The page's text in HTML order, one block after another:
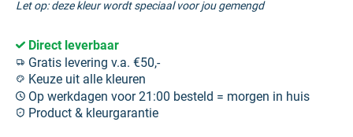
Let op: deze kleur wordt speciaal voor jou gemengd
Direct leverbaar
Gratis levering v.a. €50,-
Keuze uit alle kleuren
Op werkdagen voor 21:00 besteld = morgen in huis
Product & kleurgarantie